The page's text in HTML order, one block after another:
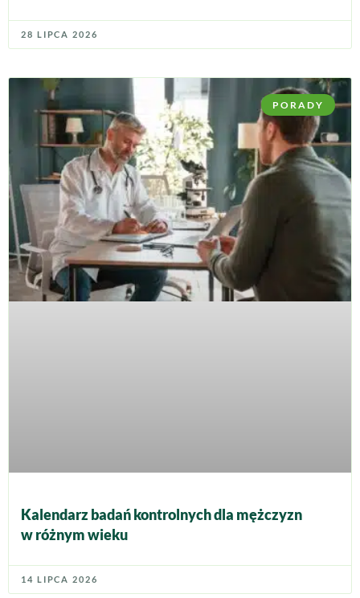
28 LIPCA 2026
PORADY
Kalendarz badań kontrolnych dla mężczyzn
w różnym wieku
14 LIPCA 2026